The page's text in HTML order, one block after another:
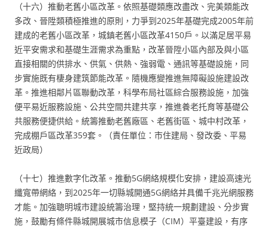
（十六）推動老舊小區改革。依照基礎類應改盡改、完美類能改
多改、晉陞類積極推進的原則，力爭到2025年基礎完成2005年前
建成的老舊小區改革，城鎮老舊小區改革4150戶。以滿足居平易
近平安需求和基礎生涯需求為重點，改革晉陞小區內部及與小區
直接相關的供排水、供氣、供熱、強弱電、通訊等基礎設施，同
步實施既有棲身建筑節能改革。隨機應變推進無障礙設施建設改
革。推進相鄰片區聯動改革，科學布局社區綜合服務設施，加強
便平易近服務設施、公共空間共建共享，推進養老托育等基礎公
共服務便捷供給。統籌推動老舊廠區、老舊街區、城中村改革，
完成棚戶區改革359套。（責任單位：市住建局、發改委、平易
近政局）
（十七）推進數字化改革。推動5G網絡規模化安排，建設高速光
纖寬帶網絡，到2025年一切縣城開通5G網絡并具備千兆光網服務
才能。加強聰明城市建設統籌治理，堅持統一規劃建設、分步實
施，鼓勵有條件縣城開展城市信息模子（CIM）平臺建設，有序